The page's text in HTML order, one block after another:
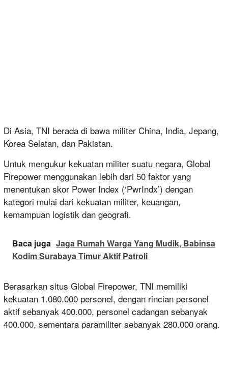
Di Asia, TNI berada di bawa militer China, India, Jepang,
Korea Selatan, dan Pakistan.
Untuk mengukur kekuatan militer suatu negara, Global
Firepower menggunakan lebih dari 50 faktor yang
menentukan skor Power Index (‘PwrIndx’) dengan
kategori mulai dari kekuatan militer, keuangan,
kemampuan logistik dan geografi.
Baca juga Jaga Rumah Warga Yang Mudik, Babinsa
Kodim Surabaya Timur Aktif Patroli
Berasarkan situs Global Firepower, TNI memiliki
kekuatan 1.080.000 personel, dengan rincian personel
aktif sebanyak 400.000, personel cadangan sebanyak
400.000, sementara paramiliter sebanyak 280.000 orang.